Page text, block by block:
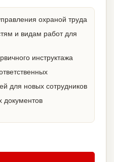
охраной труда
и видам работ для
инструктажа
для новых сотрудников
документов